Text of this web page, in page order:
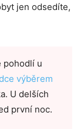
jen odsedíte,
pohodlí u
výběrem
U delších
první noc.